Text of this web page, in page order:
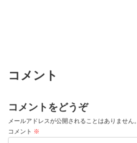
コメント
コメントをどうぞ
メールアドレスが公開されることはありません。
コメント ※